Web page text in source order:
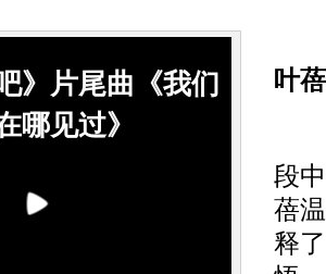
》片尾曲《我们
哪见过》
叶
段
蓓
释